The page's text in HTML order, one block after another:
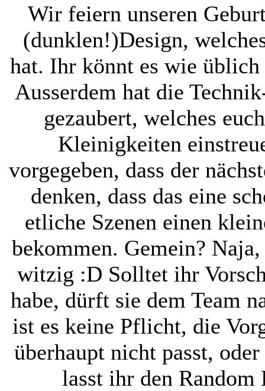
Wir feiern unseren
(dunklen!)Design,
hat. Ihr könnt es wie
Ausserdem hat die
gezaubert, welches
Kleinigkeiten
vorgegeben, dass der
denken, dass das eine
etliche Szenen einen
bekommen. Gemein?
witzig :D Solltet ihr
habe, dürft sie dem Team
ist es keine Pflicht, die
überhaupt nicht passt,
lasst ihr den